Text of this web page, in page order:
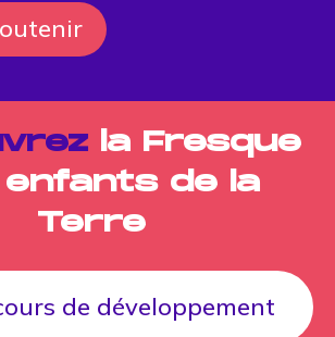
la Fresque
de la
Terre
de développement